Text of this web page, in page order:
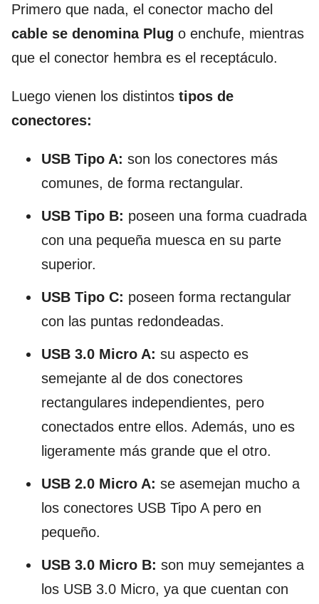
Primero que nada, el conector macho del
cable se denomina Plug o enchufe, mientras
que el conector hembra es el receptáculo.
Luego vienen los distintos tipos de
conectores:
USB Tipo A: son los conectores más
comunes, de forma rectangular.
USB Tipo B: poseen una forma cuadrada
con una pequeña muesca en su parte
superior.
USB Tipo C: poseen forma rectangular
con las puntas redondeadas.
USB 3.0 Micro A: su aspecto es
semejante al de dos conectores
rectangulares independientes, pero
conectados entre ellos. Además, uno es
ligeramente más grande que el otro.
USB 2.0 Micro A: se asemejan mucho a
los conectores USB Tipo A pero en
pequeño.
USB 3.0 Micro B: son muy semejantes a
los USB 3.0 Micro, ya que cuentan con